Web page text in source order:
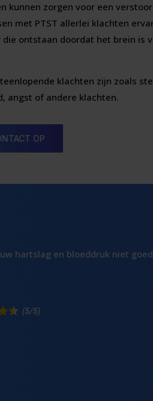
kunnen zorgen voor een
met PTST allerlei klachten
die ontstaan doordat het brein is
klachten zijn zoals
angst of andere klachten.
OP
hartslag en bloeddruk niet